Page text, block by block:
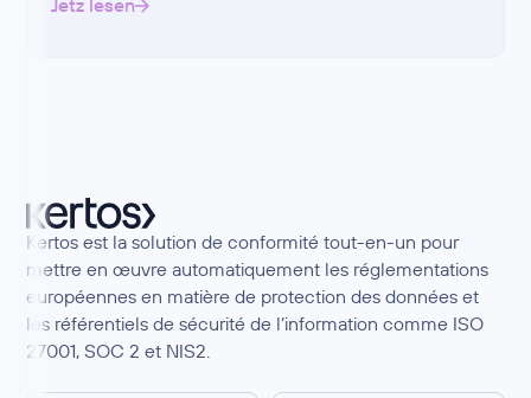
Jetz lesen
Kertos est la solution de conformité tout-en-un pour
mettre en œuvre automatiquement les réglementations
européennes en matière de protection des données et
les référentiels de sécurité de l’information comme ISO
27001, SOC 2 et NIS2.